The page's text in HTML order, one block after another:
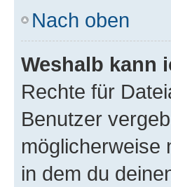
Nach oben
Weshalb kann
Rechte für
Benutzer
möglicherweise
in dem du